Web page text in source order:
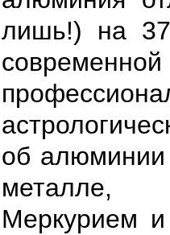
лишь!) на
современной
об алюминии
металле,
Меркурием